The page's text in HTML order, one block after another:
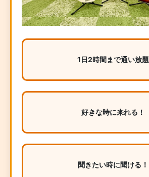
1日2時間まで通い放題
好きな時に来れる！
聞きたい時に聞ける！